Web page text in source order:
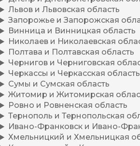
Львов и Львовская область
Запорожье и Запорожская
Винница и Винницкая область
Николаев и Николаевская
Полтава и Полтавская область
Чернигов и Черниговская
Черкассы и Черкасская область
Сумы и Сумская область
Житомир и Житомирская
Ровно и Ровненская область
Тернополь и Тернопольская
Ивано-Франковск и Ивано-
Хмельницкий и Хмельницкая